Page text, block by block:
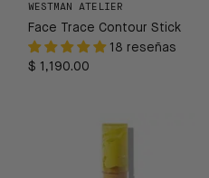
WESTMAN ATELIER
Face Trace Contour Stick
18 reseñas
$ 1,190.00